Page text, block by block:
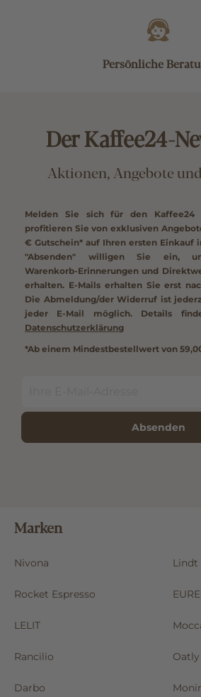
Persönliche
Der Kaffee24-
Aktionen, Angebote
Melden Sie sich für den Kaffee24
profitieren Sie von exklusiven
€ Gutschein* auf Ihren ersten Einkauf
"Absenden" willigen Sie ein,
Warenkorb-Erinnerungen und
erhalten. E-Mails erhalten Sie erst
Die Abmeldung/der Widerruf ist
jeder E-Mail möglich. Details
Datenschutzerklärung
*Ab einem Mindestbestellwert von
Absenden
Marken
Nivona Lindt
Rocket Espresso
LELIT
Rancilio Oatly
Darbo